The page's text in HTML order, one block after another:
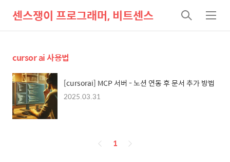
센스쟁이 프로그래머, 비트센스
검
색
메
뉴
cursor ai 사용법
[cursorai] MCP 서버 - 노션 연동 후 문서 추가 방법
2025.03.31
페
1